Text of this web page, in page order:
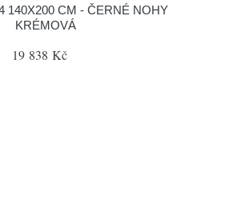
140X200 CM - ČERNÉ NOHY
KRÉMOVÁ
19 838 Kč